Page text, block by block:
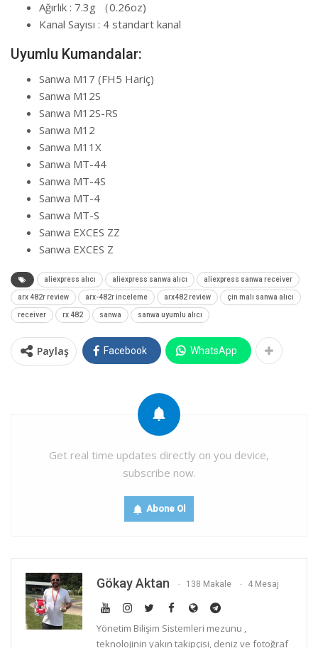
Ağırlık : 7.3g （0.26oz)
Kanal Sayısı : 4 standart kanal
Uyumlu Kumandalar:
Sanwa M17 (FH5 Hariç)
Sanwa M12S
Sanwa M12S-RS
Sanwa M12
Sanwa M11X
Sanwa MT-44
Sanwa MT-4S
Sanwa MT-4
Sanwa MT-S
Sanwa EXCES ZZ
Sanwa EXCES Z
aliexpress alıcı aliexpress sanwa alıcı aliexpress sanwa receiver
arx 482r review arx-482r inceleme arx482 review çin malı sanwa alıcı
receiver rx 482 sanwa sanwa uyumlu alıcı
Paylaş Facebook WhatsApp
Get real time updates directly on you device,
subscribe now.
Abone Ol
Gökay Aktan 138 Makale 4 Mesaj
Yönetim Bilişim Sistemleri mezunu ,
teknolojinin yakın takipçisi, deniz ve fotoğraf